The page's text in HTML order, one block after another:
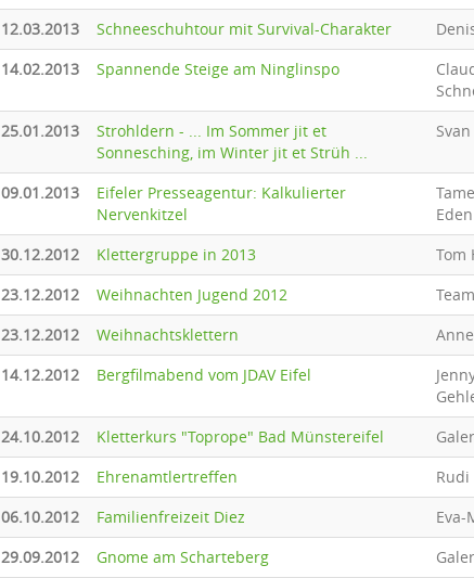
12.03.2013 Schneeschuhtour mit Survival-Charakter
14.02.2013
Spannende Steige am Ninglinspo
25.01.2013
Strohldern - ... Im Sommer jit et
Sonnesching, im Winter jit et Strüh ...
09.01.2013
Eifeler Presseagentur: Kalkulierter
Nervenkitzel
Eden
30.12.2012 Klettergruppe in 2013 Tom
23.12.2012
Weihnachten Jugend 2012
23.12.2012
Weihnachtsklettern
14.12.2012
Bergfilmabend vom JDAV Eifel
24.10.2012 Kletterkurs "Toprope" Bad Münstereifel
19.10.2012
Ehrenamtlertreffen Rudi
06.10.2012
Familienfreizeit Diez Eva-
29.09.2012
Gnome am Scharteberg